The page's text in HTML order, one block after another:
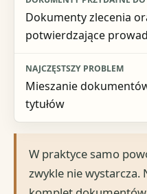
Dokumenty zlecenia
potwierdzające
Mieszanie
tytułów
W praktyce samo
zwykle nie wystarcza.